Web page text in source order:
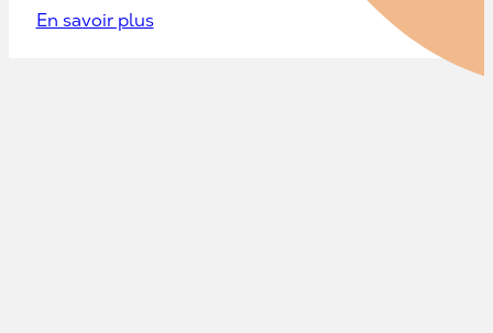
En savoir plus